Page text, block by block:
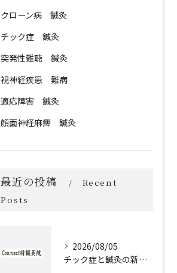
クローン病 鍼灸
チック症 鍼灸
突発性難聴 鍼灸
視神経疾患 難病
適応障害 鍼灸
顔面神経麻痺 鍼灸
最近の投稿
Recent
Posts
2026/08/05
チック症と鍼灸の新作治療体験談とセルフケア実践ガイド